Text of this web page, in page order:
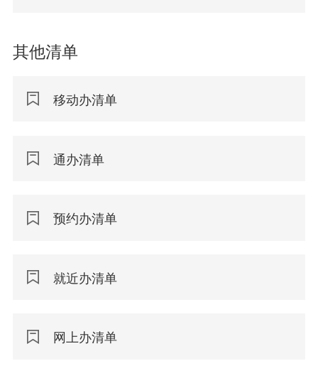
其他清单
移动办清单
通办清单
预约办清单
就近办清单
网上办清单